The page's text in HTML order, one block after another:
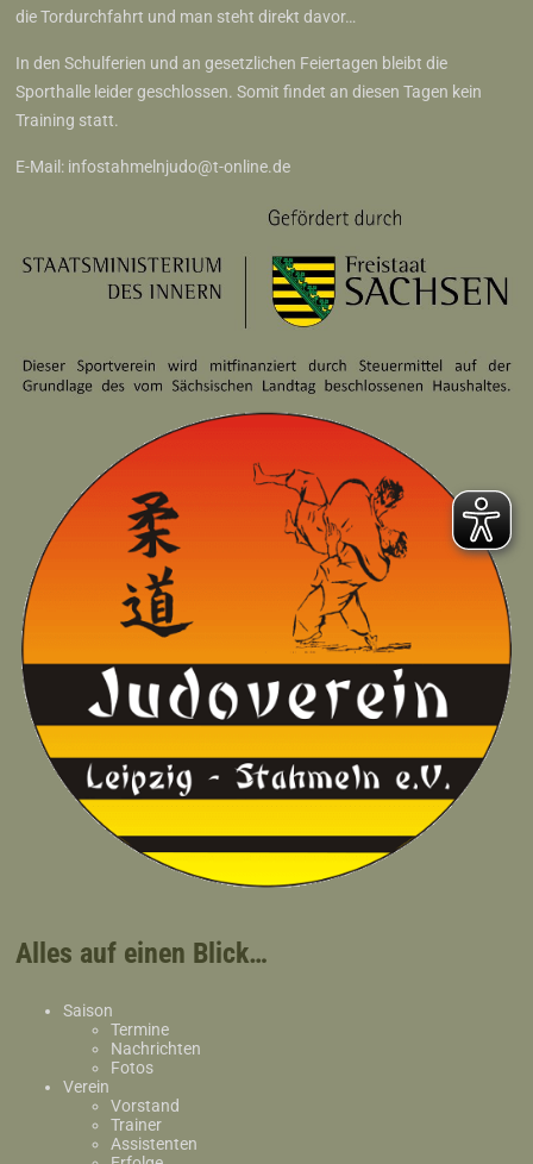
die Tordurchfahrt und man steht direkt davor…
In den Schulferien und an gesetzlichen Feiertagen bleibt die
Sporthalle leider geschlossen. Somit findet an diesen Tagen kein
Training statt.
E-Mail: infostahmelnjudo@t-online.de
Alles auf einen Blick…
Saison
Termine
Nachrichten
Fotos
Verein
Vorstand
Trainer
Assistenten